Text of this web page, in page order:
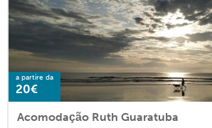
a partire da
20€
Acomodação Ruth Guaratuba